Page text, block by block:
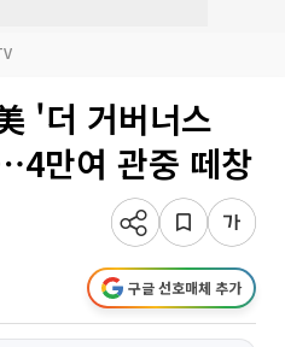
'더 거버너스
만여 관중 떼창
구글 선호매체 추가